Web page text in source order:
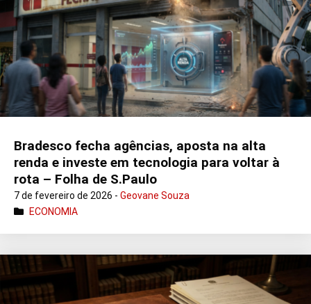
Bradesco fecha agências, aposta na alta
renda e investe em tecnologia para voltar à
rota – Folha de S.Paulo
7 de fevereiro de 2026 - Geovane Souza
ECONOMIA